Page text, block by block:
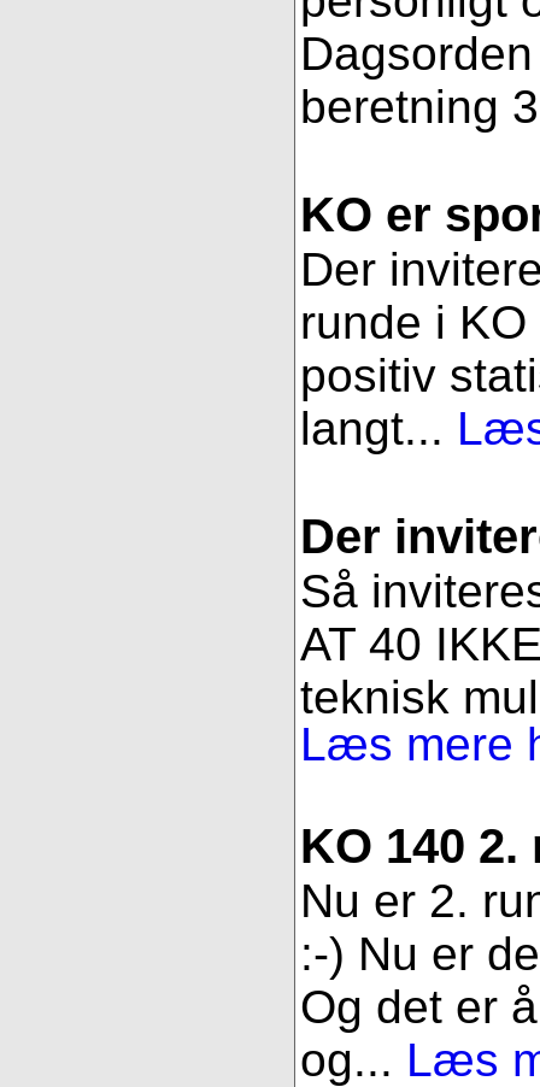
beretning
KO er
Der
runde i
positiv
langt...
Der
Så
AT 40
teknisk
Læs mere
KO 140 2.
Nu er 2.
:-) Nu er
Og det er
og... Læs